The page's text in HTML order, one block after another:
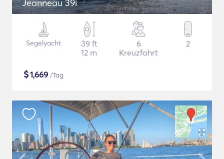
Jeanneau 39i
Segelyacht
39 ft
12 m
6
Kreuzfahrt
2
$1,669 /Tag